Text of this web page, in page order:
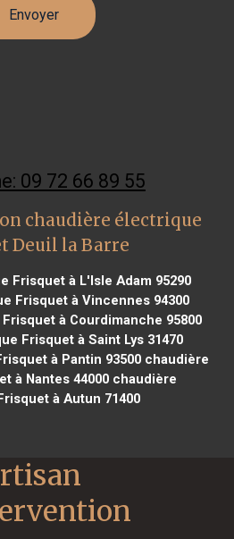
09 72 66 89 55
chaudière électrique
Deuil la Barre
Frisquet à L'Isle Adam 95290
Frisquet à Vincennes 94300
à Courdimanche 95800
Frisquet à Saint Lys 31470
à Pantin 93500 chaudière
à Nantes 44000 chaudière
à Autun 71400